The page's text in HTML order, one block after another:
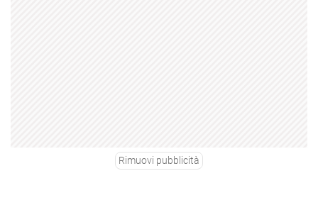
Rimuovi pubblicità